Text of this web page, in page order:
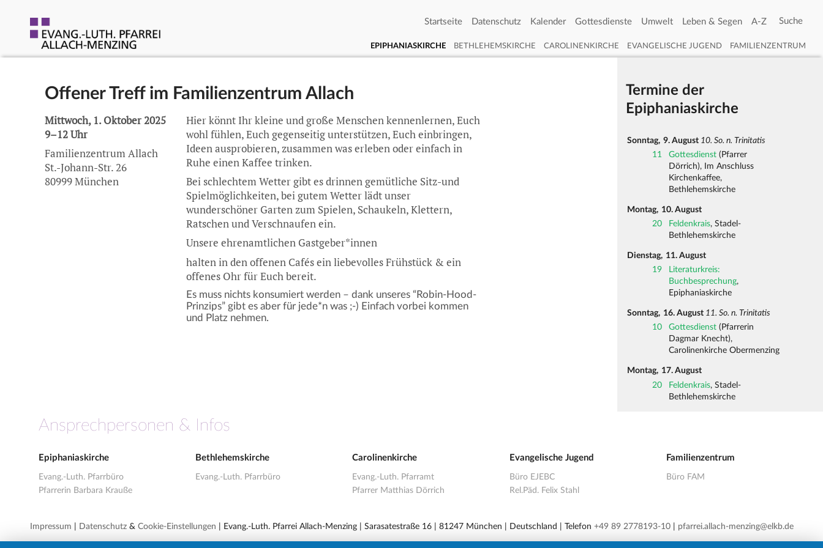
Startseite Datenschutz Kalender Gottesdienste Umwelt Leben & Segen A-Z
EPIPHANIASKIRCHE BETHLEHEMSKIRCHE CAROLINENKIRCHE EVANGELISCHE JUGEND FAMILIENZENTRUM
Offener Treff im Familienzentrum Allach
Hier könnt Ihr kleine und große Menschen kennenlernen, Euch
wohl fühlen, Euch gegenseitig unterstützen, Euch einbringen,
Ideen ausprobieren, zusammen was erleben oder einfach in
Ruhe einen Kaffee trinken.
Bei schlechtem Wetter gibt es drinnen gemütliche Sitz-und
Spielmöglichkeiten, bei gutem Wetter lädt unser
wunderschöner Garten zum Spielen, Schaukeln, Klettern,
Ratschen und Verschnaufen ein.
Unsere ehrenamtlichen Gastgeber*innen
halten in den offenen Cafés ein liebevolles Frühstück & ein
offenes Ohr für Euch bereit.
Es muss nichts konsumiert werden – dank unseres “Robin-Hood-
Prinzips” gibt es aber für jede*n was ;-) Einfach vorbei kommen
und Platz nehmen.
Mittwoch, 1. Oktober 2025
9–12 Uhr
Familienzentrum Allach
St.-Johann-Str. 26
80999 München
Termine der
Epiphaniaskirche
Sonntag, 9. August 10. So. n. Trinitatis
11
Gottesdienst (Pfarrer
Dörrich), Im Anschluss
Kirchenkaffee,
Bethlehemskirche
Montag, 10. August
20
Feldenkrais, Stadel-
Bethlehemskirche
Dienstag, 11. August
19
Literaturkreis:
Buchbesprechung,
Epiphaniaskirche
Sonntag, 16. August 11. So. n. Trinitatis
10
Gottesdienst (Pfarrerin
Dagmar Knecht),
Carolinenkirche Obermenzing
Montag, 17. August
20
Feldenkrais, Stadel-
Bethlehemskirche
Ansprechpersonen & Infos
Epiphaniaskirche
Evang.-Luth. Pfarrbüro
Pfarrerin Barbara Krauße
Bethlehemskirche
Evang.-Luth. Pfarrbüro
Carolinenkirche
Evang.-Luth. Pfarramt
Pfarrer Matthias Dörrich
Evangelische Jugend
Büro EJEBC
Rel.Päd. Felix Stahl
Familienzentrum
Büro FAM
Impressum Datenschutz & Cookie-Einstellungen | Evang.-Luth. Pfarrei Allach-Menzing | Sarasatestraße 16 | 81247 München | Deutschland | Telefon +49 89 2778193-10 pfarrei.allach-menzing@elkb.de